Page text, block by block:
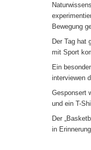
Bewegung
Der Tag hat
mit Sport
Ein
interviewen
Gesponsert
und ein T-
Der
in